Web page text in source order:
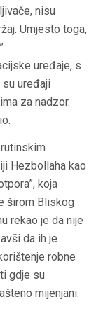
nisu
Umjesto toga,
uređaje, s
su uređaji
za nadzor.
Hezbollaha kao
koja
širom Bliskog
rekao je da nije
da ih je
robne
gdje su
mijenjani.